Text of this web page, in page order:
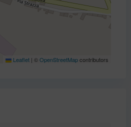
Leaflet | ©OpenStreetMapcontributors